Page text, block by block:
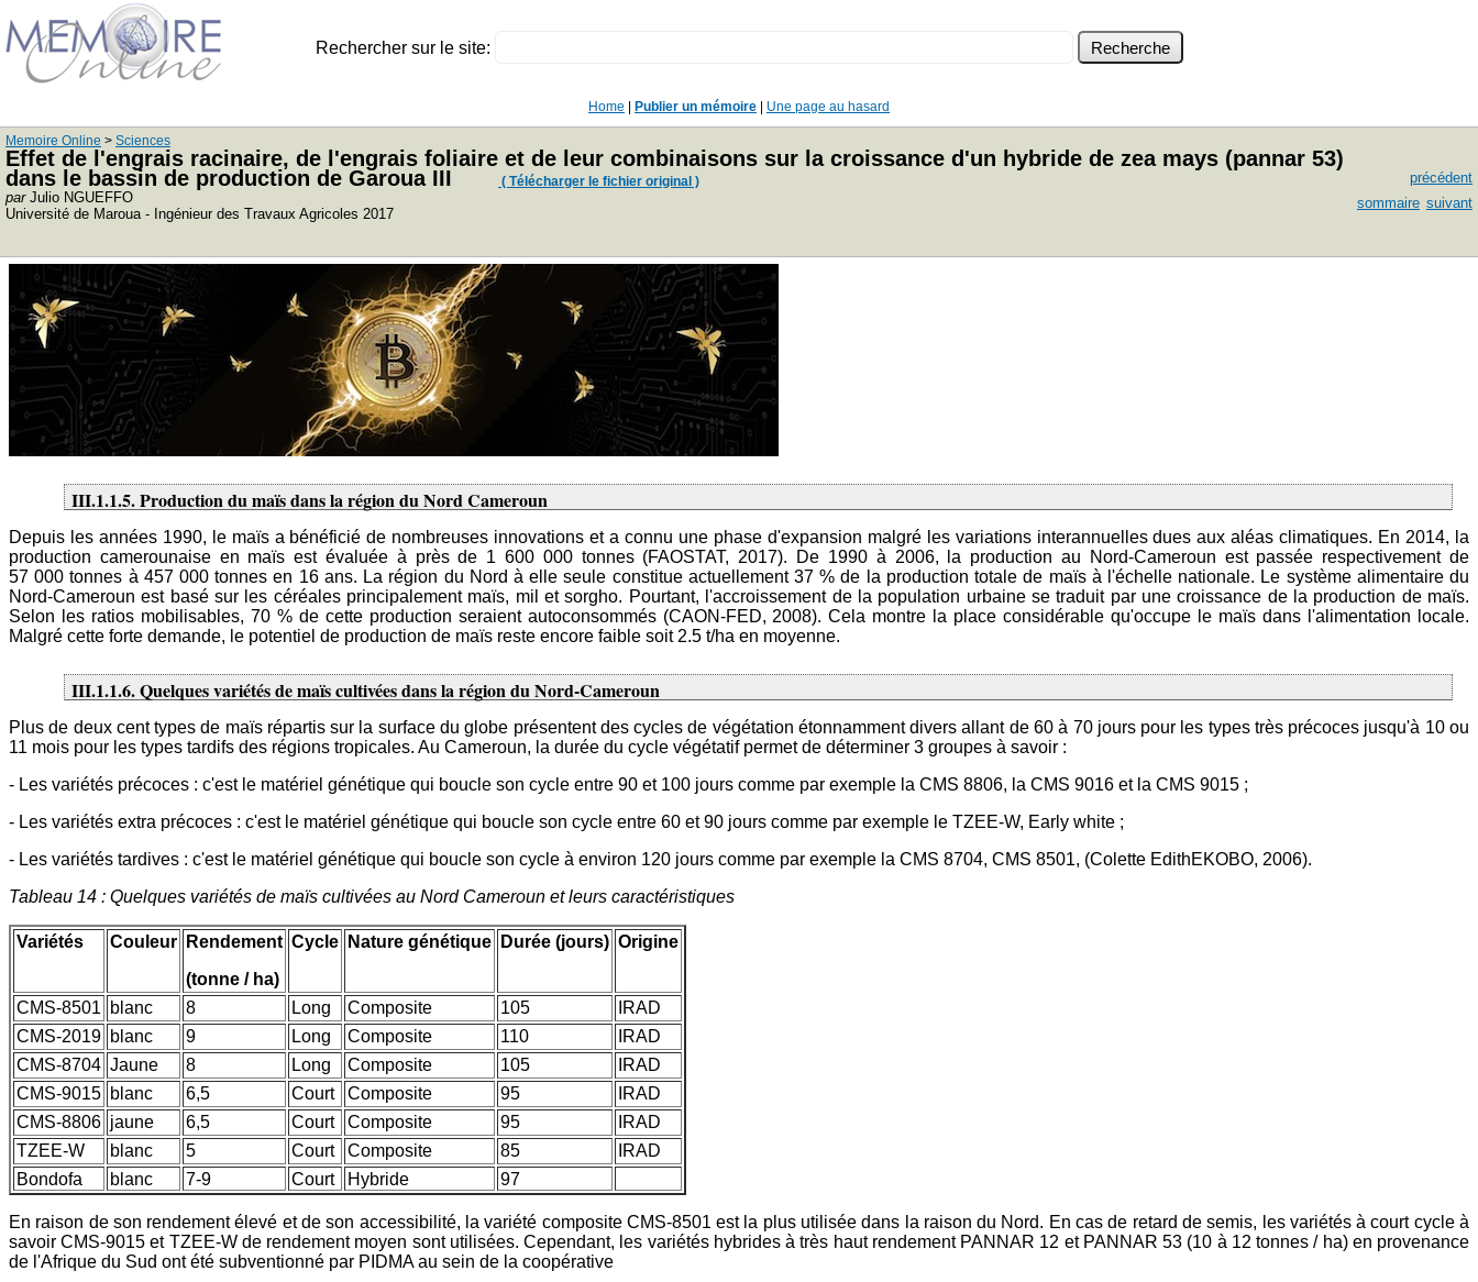
Rechercher sur le site:
Home Publier un mémoire Une page au hasard
Memoire Online > Sciences
Effet de l'engrais racinaire, de l'engrais foliaire et de leur combinaisons sur la croissance d'un hybride de zea mays (pannar 53)
dans le bassin de production de Garoua III
( Télécharger le fichier original )
parJulio NGUEFFO
Université de Maroua - Ingénieur des Travaux Agricoles 2017
précédent
sommaire suivant
III.1.1.5. Production du maïs dans la région du Nord Cameroun
Depuis les années 1990, le maïs a bénéficié de nombreuses innovations et a connu une phase d'expansion malgré les variations interannuelles dues aux aléas climatiques. En 2014, la
production camerounaise en maïs est évaluée à près de 1 600 000 tonnes (FAOSTAT, 2017). De 1990 à 2006, la production au Nord-Cameroun est passée respectivement de
57 000 tonnes à 457 000 tonnes en 16 ans. La région du Nord à elle seule constitue actuellement 37 % de la production totale de maïs à l'échelle nationale. Le système alimentaire du
Nord-Cameroun est basé sur les céréales principalement maïs, mil et sorgho. Pourtant, l'accroissement de la population urbaine se traduit par une croissance de la production de maïs.
Selon les ratios mobilisables, 70 % de cette production seraient autoconsommés (CAON-FED, 2008). Cela montre la place considérable qu'occupe le maïs dans l'alimentation locale.
Malgré cette forte demande, le potentiel de production de maïs reste encore faible soit 2.5 t/ha en moyenne.
III.1.1.6. Quelques variétés de maïs cultivées dans la région du Nord-Cameroun
Plus de deux cent types de maïs répartis sur la surface du globe présentent des cycles de végétation étonnamment divers allant de 60 à 70 jours pour les types très précoces jusqu'à 10 ou
11 mois pour les types tardifs des régions tropicales. Au Cameroun, la durée du cycle végétatif permet de déterminer 3 groupes à savoir :
- Les variétés précoces : c'est le matériel génétique qui boucle son cycle entre 90 et 100 jours comme par exemple la CMS 8806, la CMS 9016 et la CMS 9015 ;
- Les variétés extra précoces : c'est le matériel génétique qui boucle son cycle entre 60 et 90 jours comme par exemple le TZEE-W, Early white ;
- Les variétés tardives : c'est le matériel génétique qui boucle son cycle à environ 120 jours comme par exemple la CMS 8704, CMS 8501, (Colette EdithEKOBO, 2006).
Tableau 14 : Quelques variétés de maïs cultivées au Nord Cameroun et leurs caractéristiques
Variétés Couleur
Rendement
(tonne / ha)
Cycle Nature génétique Durée (jours) Origine
CMS-8501 blanc 8 Long Composite 105
IRAD
CMS-2019 blanc 9 Long Composite 110
IRAD
CMS-8704 Jaune 8 Long Composite 105
IRAD
CMS-9015 blanc 6,5 Court Composite 95
IRAD
CMS-8806 jaune 6,5 Court Composite 95
IRAD
TZEE-W
blanc 5 Court Composite 85
IRAD
Bondofa
blanc 7-9 Court Hybride 97
En raison de son rendement élevé et de son accessibilité, la variété composite CMS-8501 est la plus utilisée dans la raison du Nord. En cas de retard de semis, les variétés à court cycle à
savoir CMS-9015 et TZEE-W de rendement moyen sont utilisées. Cependant, les variétés hybrides à très haut rendement PANNAR 12 et PANNAR 53 (10 à 12 tonnes / ha) en provenance
de l'Afrique du Sud ont été subventionné par PIDMA au sein de la coopérative